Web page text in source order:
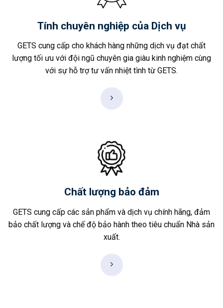
Tính chuyên nghiệp của Dịch vụ
GETS cung cấp cho khách hàng những dịch vụ đạt chất
lượng tối ưu với đội ngũ chuyên gia giàu kinh nghiệm cùng
với sự hỗ trợ tư vấn nhiệt tình từ GETS.
Chất lượng bảo đảm
GETS cung cấp các sản phẩm và dịch vụ chính hãng, đảm
bảo chất lượng và chế độ bảo hành theo tiêu chuẩn Nhà sản
xuất.